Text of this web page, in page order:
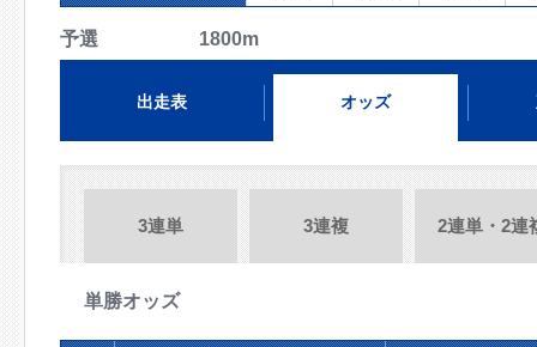
予選 1800m
出走表 オッズ
3連単 3連複 2連単・2連
単勝オッズ